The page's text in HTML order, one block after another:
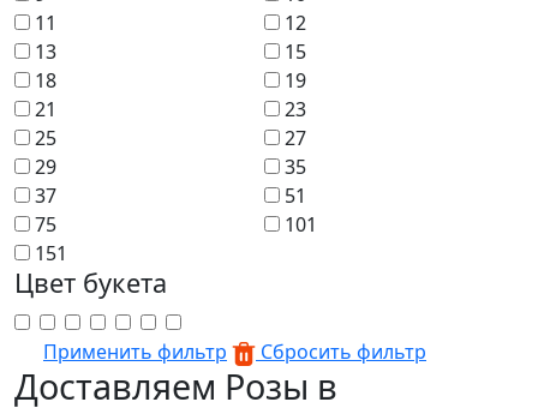
11
12
13
15
18
19
21
23
25
27
29
35
37
51
75
101
151
Цвет букета
Применить фильтр Сбросить фильтр
Доставляем Розы в